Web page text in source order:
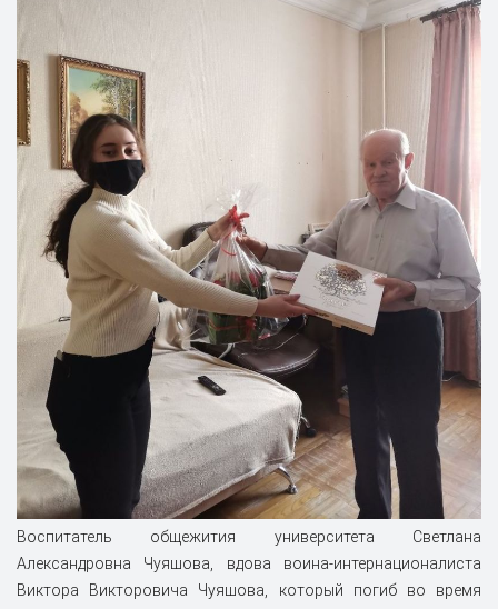
Воспитатель общежития университета Светлана
Александровна Чуяшова, вдова воина‑интернационалиста
Виктора Викторовича Чуяшова, который погиб во время